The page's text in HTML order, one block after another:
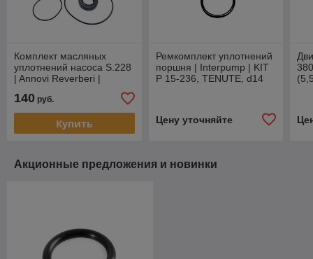
Комплект масляных
уплотнений насоса S.228
| Annovi Reverberi |
140 руб.
Купить
Ремкомплект уплотнений
поршня | Interpump | KIT
P 15-236, TENUTE, d14
Цену уточняйте
Акционные предложения и новинки